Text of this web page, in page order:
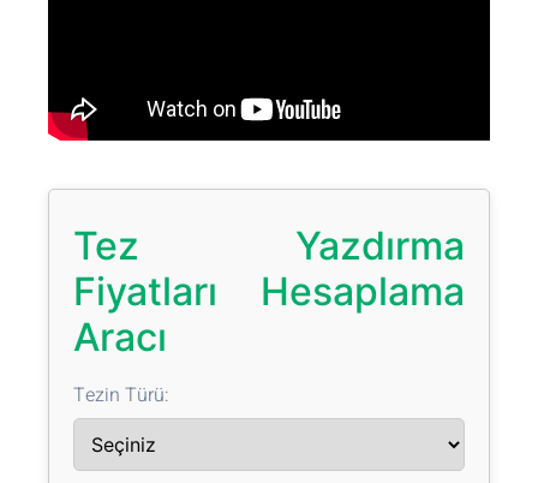
Tez Yazdırma
Fiyatları Hesaplama
Aracı
Tezin Türü: